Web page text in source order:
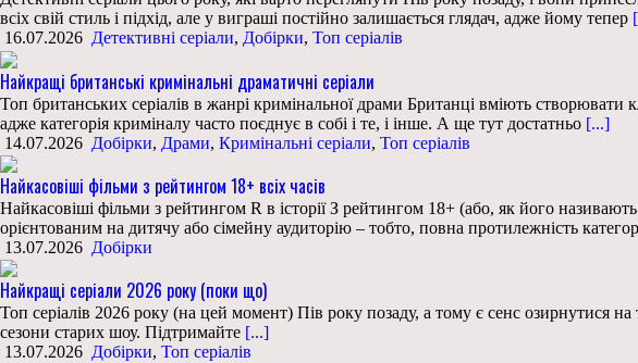
всіх свій стиль і підхід, але у виграші постійно залишається глядач, адже йому тепер
16.07.2026 Детективні серіали, Добірки, Топ серіалів
Найкращі британські кримінальні драматичні серіали
Топ британських серіалів в жанрі кримінальної драми Британці вміють створювати
адже категорія криміналу часто поєднує в собі і те, і інше. А ще тут достатньо [...]
14.07.2026 Добірки, Драми, Кримінальні серіали, Топ серіалів
Найкасовіші фільми з рейтингом 18+ всіх часів
Найкасовіші фільми з рейтингом R в історії З рейтингом 18+ (або, як його
орієнтованим на дитячу або сімейну аудиторію – тобто, повна протилежність
13.07.2026 Добірки
Найкращі серіали 2026 року (поки що)
Топ серіалів 2026 року (на цей момент) Пів року позаду, а тому є сенс озирнутися
сезони старих шоу. Підтримайте [...]
13.07.2026 Добірки, Топ серіалів